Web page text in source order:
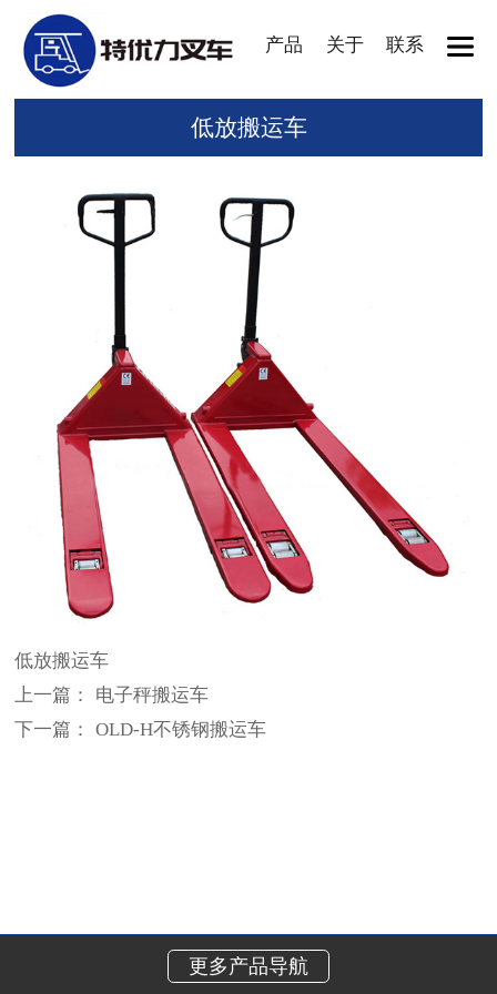
产品 关于 联系
低放搬运车
低放搬运车
上一篇： 电子秤搬运车
下一篇：OLD-H不锈钢搬运车
更多产品导航